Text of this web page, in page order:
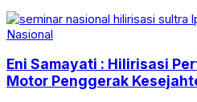
Nasional
Eni Samayati : Hilirisasi
Motor Penggerak